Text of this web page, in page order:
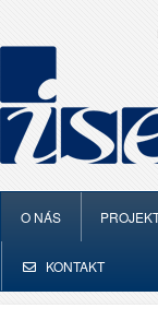
O NÁS
KONTAKT